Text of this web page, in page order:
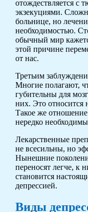
отождествляется с
экзекуциями.
больнице, но
необходимостью.
обычный мир
этой причине
от нас.
Третьим
Многие полагают,
губительны для
них. Это относится
Такое же
нередко
Лекарственные
не всесильны, но
Нынешние
переносят легче, к
становится
депрессией.
Виды